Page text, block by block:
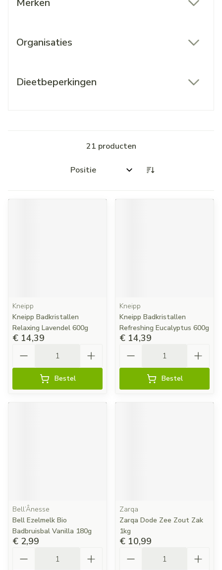
Merken
Organisaties
Dieetbeperkingen
21 producten
Sorteer op:
Kneipp
Kneipp Badkristallen
Relaxing Lavendel 600g
€ 14,39
Bestel
Kneipp
Kneipp Badkristallen
Refreshing Eucalyptus 600g
€ 14,39
Bestel
Bell’Ânesse
Bell Ezelmelk Bio
Badbruisbal Vanilla 180g
€ 2,99
Zarqa
Zarqa Dode Zee Zout Zak
1kg
€ 10,99